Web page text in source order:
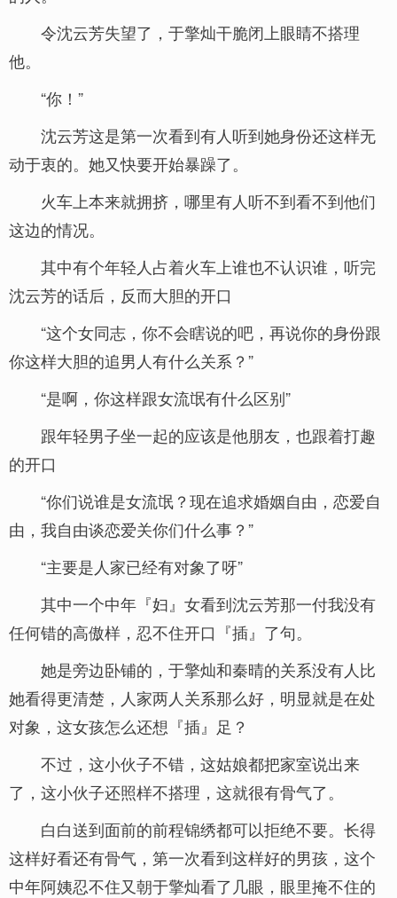
令沈云芳失望了，于擎灿干脆闭上眼睛不搭理
他。
“你！”
沈云芳这是第一次看到有人听到她身份还这样无
动于衷的。她又快要开始暴躁了。
火车上本来就拥挤，哪里有人听不到看不到他们
这边的情况。
其中有个年轻人占着火车上谁也不认识谁，听完
沈云芳的话后，反而大胆的开口
“这个女同志，你不会瞎说的吧，再说你的身份跟
你这样大胆的追男人有什么关系？”
“是啊，你这样跟女流氓有什么区别”
跟年轻男子坐一起的应该是他朋友，也跟着打趣
的开口
“你们说谁是女流氓？现在追求婚姻自由，恋爱自
由，我自由谈恋爱关你们什么事？”
“主要是人家已经有对象了呀”
其中一个中年『妇』女看到沈云芳那一付我没有
任何错的高傲样，忍不住开口『插』了句。
她是旁边卧铺的，于擎灿和秦晴的关系没有人比
她看得更清楚，人家两人关系那么好，明显就是在处
对象，这女孩怎么还想『插』足？
不过，这小伙子不错，这姑娘都把家室说出来
了，这小伙子还照样不搭理，这就很有骨气了。
白白送到面前的前程锦绣都可以拒绝不要。长得
这样好看还有骨气，第一次看到这样好的男孩，这个
中年阿姨忍不住又朝于擎灿看了几眼，眼里掩不住的